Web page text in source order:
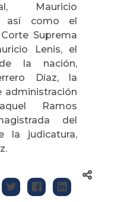
Mauricio
así como el
Suprema
Lenis, el
la nación,
Díaz, la
administración
Ramos
del
la judicatura,